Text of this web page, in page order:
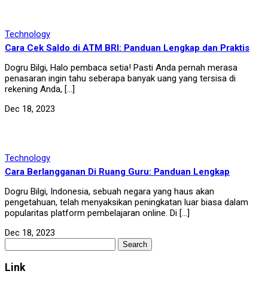
Technology
Cara Cek Saldo di ATM BRI: Panduan Lengkap dan Praktis
Dogru Bilgi, Halo pembaca setia! Pasti Anda pernah merasa
penasaran ingin tahu seberapa banyak uang yang tersisa di
rekening Anda, […]
Dec 18, 2023
Technology
Cara Berlangganan Di Ruang Guru: Panduan Lengkap
Dogru Bilgi, Indonesia, sebuah negara yang haus akan
pengetahuan, telah menyaksikan peningkatan luar biasa dalam
popularitas platform pembelajaran online. Di […]
Dec 18, 2023
for:
Link